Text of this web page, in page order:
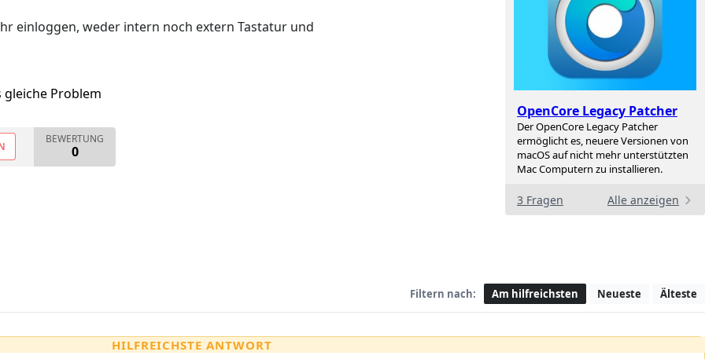
OpenCore Legacy Patcher
Der OpenCore Legacy Patcher
ermöglicht es, neuere Versionen von
macOS auf nicht mehr unterstützten
Mac Computern zu installieren.
3 Fragen Alle anzeigen
einloggen, weder intern noch extern Tastatur und
gleiche Problem
BEWERTUNG
0
Filtern nach: Am hilfreichsten Neueste Älteste
HILFREICHSTE ANTWORT